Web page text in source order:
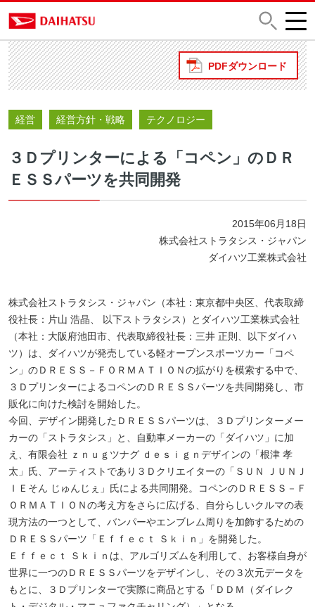
PDFダウンロード
経営 経営方針・戦略 テクノロジー
３Ｄプリンターによる「コペン」のＤＲ
ＥＳＳパーツを共同開発
2015年06月18日
株式会社ストラタシス・ジャパン
ダイハツ工業株式会社
株式会社ストラタシス・ジャパン（本社：東京都中央区、代表取締
役社長：片山 浩晶、 以下ストラタシス）とダイハツ工業株式会社
（本社：大阪府池田市、代表取締役社長：三井 正則、以下ダイハ
ツ）は、ダイハツが発売している軽オープンスポーツカー「コペ
ン」のＤＲＥＳＳ－ＦＯＲＭＡＴＩＯＮの拡がりを模索する中で、
３ＤプリンターによるコペンのＤＲＥＳＳパーツを共同開発し、市
販化に向けた検討を開始した。
今回、デザイン開発したＤＲＥＳＳパーツは、３Ｄプリンターメー
カーの「ストラタシス」と、自動車メーカーの「ダイハツ」に加
え、有限会社 ｚｎｕｇツナグ ｄｅｓｉｇｎデザインの「根津 孝
太」氏、アーティストであり３Ｄクリエイターの「ＳＵＮ ＪＵＮＪ
ＩＥそん じゅんじぇ」氏による共同開発。コペンのＤＲＥＳＳ－Ｆ
ＯＲＭＡＴＩＯＮの考え方をさらに広げる、自分らしいクルマの表
現方法の一つとして、バンパーやエンブレム周りを加飾するための
ＤＲＥＳＳパーツ「Ｅｆｆｅｃｔ Ｓｋｉｎ」を開発した。
Ｅｆｆｅｃｔ Ｓｋｉｎは、アルゴリズムを利用して、お客様自身が
世界に一つのＤＲＥＳＳパーツをデザインし、その３次元データを
もとに、３Ｄプリンターで実際に商品とする「ＤＤＭ（ダイレク